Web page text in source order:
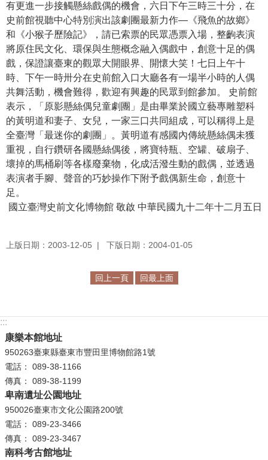
認
識
我
們
便
民
服
務
性
別
平
等
專
友
服
信
箱
網
站
導
覽
有更進一步接觸懸絲戲偶的機會，六日下午三時三十分，在
史前館視聽中心特別演出該劇團最新力作—《飛魚的故鄉》
和《小猴子歷險記》，請已索票的民眾憑票入場，整齣表演
將原住民文化、環保與生態概念融入偶戲中，創意十足的偶
戲，保證讓臺東的觀眾大開眼界、開懷大笑！七日上午十
時、下午一時卅分在史前館入口大廳各有一場半小時的人偶
共舞活動，機會難得，歡迎有興趣的民眾到館參加。 史前館
表示，「原影懸絲偶兒童劇團」是由畢業於國立藝專雕塑科
的黃明道和妻子、女兒，一家三口共同組成，可以稱得上是
全臺灣「最迷你的劇團」。黃明道有感國內傳統懸絲偶未獲
重視，自行鑽研各國懸絲偶後，將寶特瓶、空罐、破扇子、
壞掉的馬桶刷等各樣廢棄物，化成活潑生動的戲偶，並透過
表演者手腳、聲音的巧妙操作下附予戲偶新生命，創意十
足。
國立臺灣史前文化博物館 敬啟 中華民國九十二年十二月五日
上版日期：2003-12-05 下版日期：2004-01-05
回上一頁 回最上面
:::
康樂本館地址
950263臺東縣臺東市豐田里博物館路1號
電話： 089-38-1166
傳真： 089-38-1199
卑南遺址公園地址
950026臺東市文化公園路200號
電話： 089-23-3466
傳真： 089-23-3467
南科考古館地址